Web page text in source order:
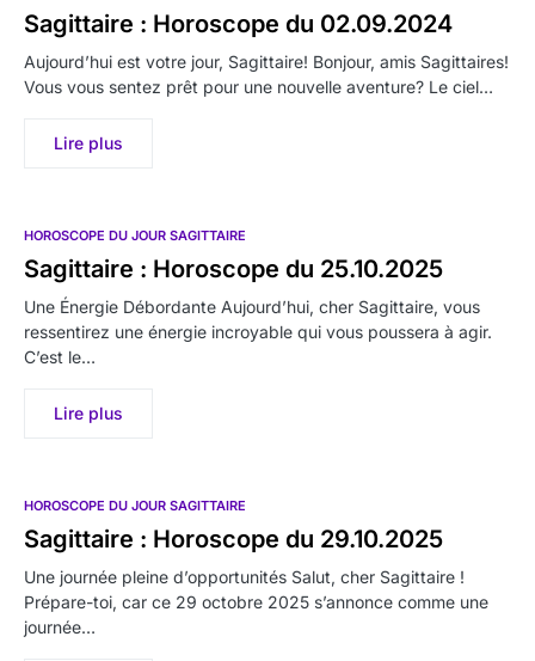
Sagittaire : Horoscope du 02.09.2024
Aujourd’hui est votre jour, Sagittaire! Bonjour, amis Sagittaires!
Vous vous sentez prêt pour une nouvelle aventure? Le ciel…
Lire plus
HOROSCOPE DU JOUR SAGITTAIRE
Sagittaire : Horoscope du 25.10.2025
Une Énergie Débordante Aujourd’hui, cher Sagittaire, vous
ressentirez une énergie incroyable qui vous poussera à agir.
C’est le…
Lire plus
HOROSCOPE DU JOUR SAGITTAIRE
Sagittaire : Horoscope du 29.10.2025
Une journée pleine d’opportunités Salut, cher Sagittaire !
Prépare-toi, car ce 29 octobre 2025 s’annonce comme une
journée…